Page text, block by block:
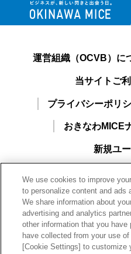
運営組織（OCVB）に
当サイトご
プライバシーポリ
おきなわMICE
新規ユ
一般財団法人沖縄観光
We use cookies to improve
to personalize content and ads
We share information about
advertising and analytics
other information that you
have collected from your use
[Cookie Settings] to customize